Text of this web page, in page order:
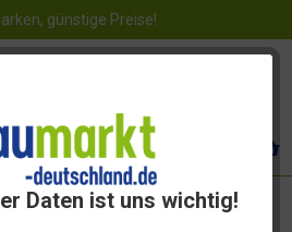
günstige Preise!
Daten ist uns wichtig!
l Farblos Holzentgrauer